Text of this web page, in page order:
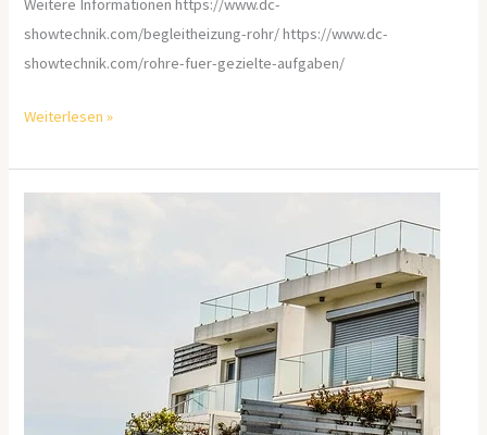
Weitere Informationen https://www.dc-
showtechnik.com/begleitheizung-rohr/ https://www.dc-
showtechnik.com/rohre-fuer-gezielte-aufgaben/
Weiterlesen »